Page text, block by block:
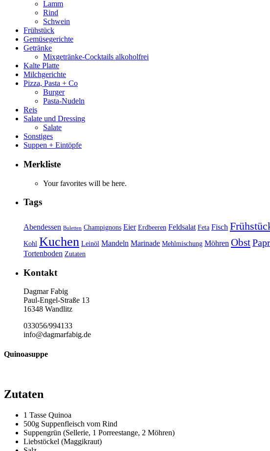
Lamm
Rind
Schwein
Frühstück
Gemüsegerichte
Getränke
Mixgetränke-Cocktails alkoholfrei
Kalte Platte
Milchgerichte
Pizza, Pasta + Co
Burger
Pasta-Nudeln
Reis
Salate und Dressing
Salate
Sonstiges
Suppen + Eintöpfe
Merkliste
Your favorites will be here.
Tags
Abendessen Buletten Champignons Eier Erdbeeren Feldsalat Feta Fisch
Kohl Kuchen Leinöl Mandeln Marinade Mehlmischung Möhren Obst
Tortenboden Zutaten
Kontakt
Dagmar Fabig
Paul-Engel-Straße 13
16348 Wandlitz
033056/994133
info@dagmarfabig.de
Quinoasuppe
Zutaten
1 Tasse Quinoa
500g Suppenfleisch vom Rind
Suppengrün (Sellerie, 1 Porreestange, 2 Möhren)
Liebstöckel (Maggikraut)